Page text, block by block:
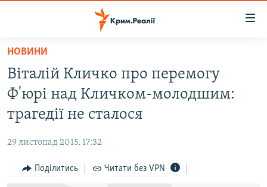
Перейти
основного
матеріалу
Перейти
до
основної
Перейти
до
ВОДА.КРИМ
ВІДЕО ТА ФОТО
БЛОГИ
ПОГЛЯД
НОВИНИ
Віталій Кличко про перемогу
Ф'юрі над Кличком-молодшим:
трагедії не сталося
29 листопад 2015, 17:32
Поділитись Читати без VPN